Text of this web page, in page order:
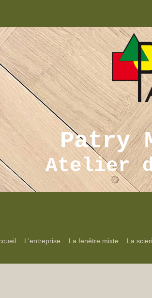
Patry
Atelier
L'entreprise La fenêtre mixte La